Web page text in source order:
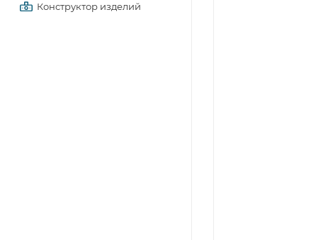
Конструктор изделий